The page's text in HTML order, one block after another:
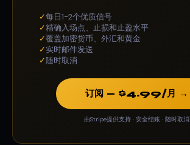
✓每日1-2个优质信号
✓精确入场点、止损和止盈水平
✓覆盖加密货币、外汇和黄金
✓实时邮件发送
✓随时取消
订阅 — $4.99/月 →
由Stripe提供支持 · 安全结账 · 随时取消